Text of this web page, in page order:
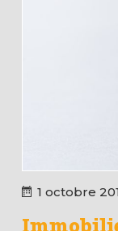
1 octobre